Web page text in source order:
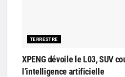
TERRESTRE
XPENG dévoile le L03, SUV
l’intelligence artificielle